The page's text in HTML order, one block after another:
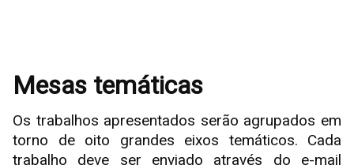
Mesas temáticas
Os trabalhos apresentados serão agrupados em
torno de oito grandes eixos temáticos. Cada
trabalho deve ser enviado através do e-mail